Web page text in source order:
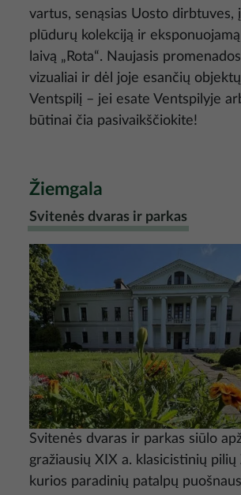
vartus, senąsias Uosto dirbtuves,
plūdurų kolekciją ir
laivą „Rota“. Naujasis
vizualiai ir dėl joje esančių
Ventspilį – jei esate Ventspilyje
būtinai čia pasivaikščiokite!
Žiemgala
Svitenės dvaras ir parkas
Nuotrauka
Svitenės dvaras ir parkas siūlo
gražiausių XIX a. klasicistinių pilių
kurios paradinių patalpų